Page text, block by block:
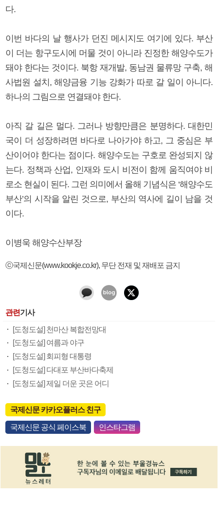
다.
이번 바다의 날 행사가 던진 메시지도 여기에 있다. 부산
이 더는 항구도시에 머물 것이 아니라 진정한 해양수도가
돼야 한다는 것이다. 북항 재개발, 동남권 물류망 구축, 해
사법원 설치, 해양금융 기능 강화가 따로 갈 일이 아니다.
하나의 그림으로 연결돼야 한다.
아직 갈 길은 멀다. 그러나 방향만큼은 분명하다. 대한민
국이 더 성장하려면 바다로 나아가야 하고, 그 중심은 부
산이어야 한다는 점이다. 해양수도는 구호로 완성되지 않
는다. 정책과 산업, 인재와 도시 비전이 함께 움직여야 비
로소 현실이 된다. 그런 의미에서 올해 기념식은 ‘해양수도
부산’의 시작을 알린 것으로, 부산의 역사에 길이 남을 것
이다.
이병욱 해양수산부장
ⓒ국제신문(www.kookje.co.kr), 무단 전재 및 재배포 금지
관련기사
[도청도설] 천마산 복합전망대
[도청도설] 여름과 야구
[도청도설] 회피형 대통령
[도청도설] 다대포 부산바다축제
[도청도설] 제일 더운 곳은 어디
국제신문 카카오플러스 친구
국제신문 공식 페이스북 인스타그램